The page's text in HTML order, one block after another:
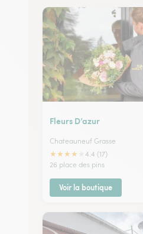
Fleurs D’azur
Chateauneuf Grasse
★★★★
4.4 (17)
26 place des pins
Voir la boutique